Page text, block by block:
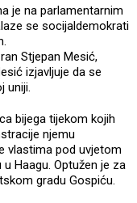
je na parlamentarnim
se socijaldemokrati
Stjepan Mesić,
izjavljuje da se
uniji.
bijega tijekom kojih
njemu
vlastima pod uvjetom
Haagu. Optužen je za
gradu Gospiću.